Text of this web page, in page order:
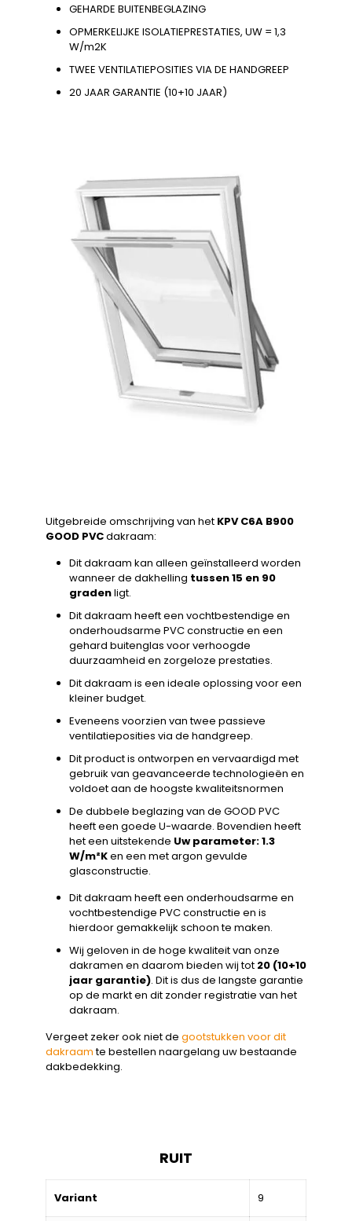
GEHARDE BUITENBEGLAZING
OPMERKELIJKE ISOLATIEPRESTATIES, UW = 1,3
W/m2K
TWEE VENTILATIEPOSITIES VIA DE HANDGREEP
20 JAAR GARANTIE (10+10 JAAR)
Uitgebreide omschrijving van het KPV C6A B900
GOOD PVCdakraam:
Dit dakraam kan alleen geïnstalleerd worden
wanneer de dakhelling tussen 15 en 90
gradenligt.
Dit dakraam heeft een vochtbestendige en
onderhoudsarme PVC constructie en een
gehard buitenglas voor verhoogde
duurzaamheid en zorgeloze prestaties.
Dit dakraam is een ideale oplossing voor een
kleiner budget.
Eveneens voorzien van twee passieve
ventilatieposities via de handgreep.
Dit product is ontworpen en vervaardigd met
gebruik van geavanceerde technologieën en
voldoet aan de hoogste kwaliteitsnormen
De dubbele beglazing van de GOOD PVC
heeft een goede U-waarde. Bovendien heeft
het een uitstekende Uw parameter: 1.3
W/m²Ken een met argon gevulde
glasconstructie.
Dit dakraam heeft een onderhoudsarme en
vochtbestendige PVC constructie en is
hierdoor gemakkelijk schoon te maken.
Wij geloven in de hoge kwaliteit van onze
dakramen en daarom bieden wij tot 20 (10+10
jaar garantie). Dit is dus de langste garantie
op de markt en dit zonder registratie van het
dakraam.
Vergeet zeker ook niet de gootstukken voor dit
dakraamte bestellen naargelang uw bestaande
dakbedekking.
RUIT
Variant 9